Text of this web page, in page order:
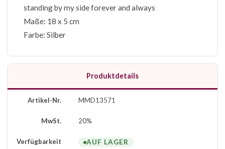
standing by my side forever and always
Maße: 18 x 5 cm
Farbe: Silber
Produktdetails
Artikel-Nr. MMD13571
MwSt. 20%
Verfügbarkeit AUF LAGER